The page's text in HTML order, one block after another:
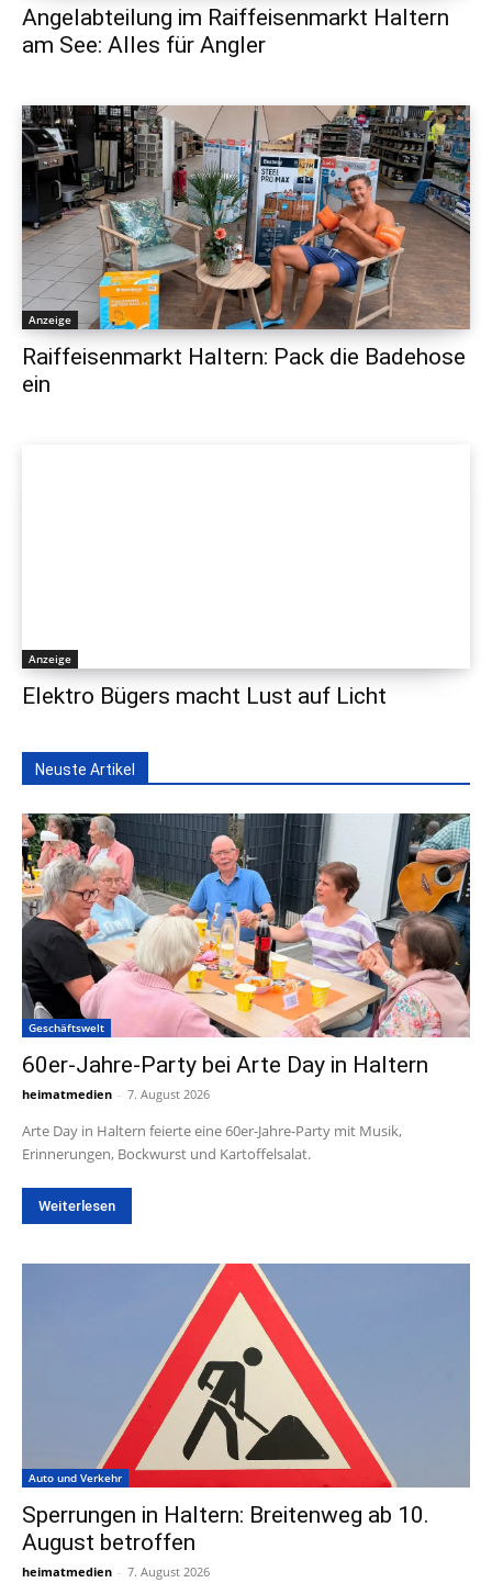
Angelabteilung im Raiffeisenmarkt Haltern
am See: Alles für Angler
Anzeige
Raiffeisenmarkt Haltern: Pack die Badehose
ein
Anzeige
Elektro Bügers macht Lust auf Licht
Neuste Artikel
Geschäftswelt
60er-Jahre-Party bei Arte Day in Haltern
heimatmedien - 7. August 2026
Arte Day in Haltern feierte eine 60er-Jahre-Party mit Musik,
Erinnerungen, Bockwurst und Kartoffelsalat.
Weiterlesen
Auto und Verkehr
Sperrungen in Haltern: Breitenweg ab 10.
August betroffen
heimatmedien - 7. August 2026